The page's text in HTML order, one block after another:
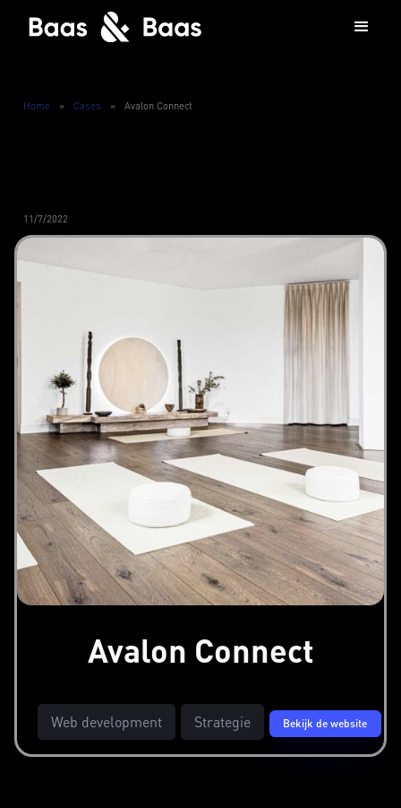
Home » Cases » Avalon Connect
11/7/2022
Avalon Connect
Web development Strategie Bekijk de website